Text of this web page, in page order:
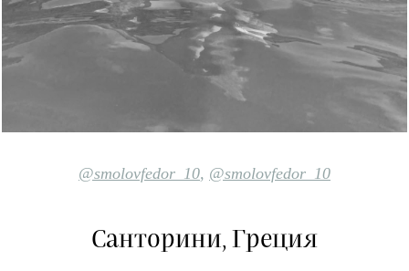
@smolovfedor_10, @smolovfedor_10
Санторини, Греция